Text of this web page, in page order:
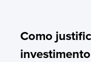
Como
investimento